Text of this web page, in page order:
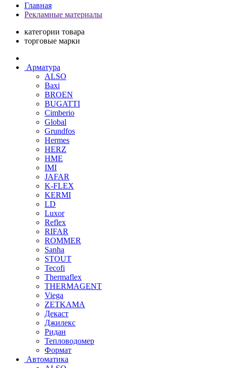
Главная
Рекламные материалы
категории товара
торговые марки
Арматура
ALSO
Baxi
BROEN
BUGATTI
Cimberio
Global
Grundfos
Hermes
HERZ
HME
IMI
JAFAR
K-FLEX
KERMI
LD
Luxor
Reflex
RIFAR
ROMMER
Sanha
STOUT
Tecofi
Thermaflex
THERMAGENT
Viega
ZETKAMA
Декаст
Джилекс
Ридан
Тепловодомер
Формат
Автоматика